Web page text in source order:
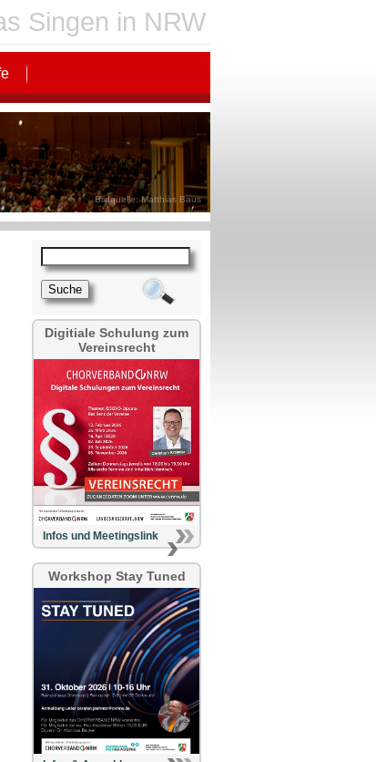
Singen in NRW
Bildquelle: Matthias Baus
Digitiale Schulung zum
Vereinsrecht
Infos und Meetingslink
Workshop Stay Tuned